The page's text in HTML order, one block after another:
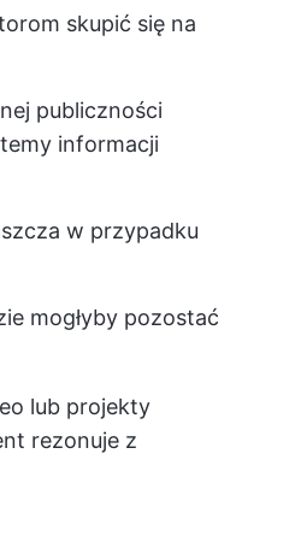
skupić się na
publiczności
informacji
w przypadku
mogłyby pozostać
lub projekty
rezonuje z